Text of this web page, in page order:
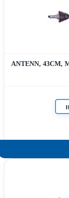
ANTENN, 43CM,